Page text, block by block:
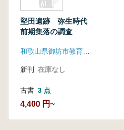
堅田遺跡 弥生時代
前期集落の調査
新刊 在庫なし
古書 3 点
4,400 円~